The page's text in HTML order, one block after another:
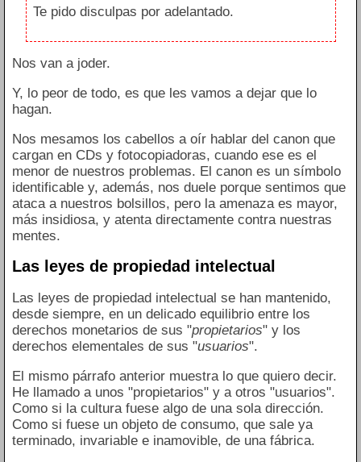
Te pido disculpas por adelantado.
Nos van a joder.
Y, lo peor de todo, es que les vamos a dejar que lo
hagan.
Nos mesamos los cabellos a oír hablar del canon que
cargan en CDs y fotocopiadoras, cuando ese es el
menor de nuestros problemas. El canon es un símbolo
identificable y, además, nos duele porque sentimos que
ataca a nuestros bolsillos, pero la amenaza es mayor,
más insidiosa, y atenta directamente contra nuestras
mentes.
Las leyes de propiedad intelectual
Las leyes de propiedad intelectual se han mantenido,
desde siempre, en un delicado equilibrio entre los
derechos monetarios de sus "propietarios" y los
derechos elementales de sus "usuarios".
El mismo párrafo anterior muestra lo que quiero decir.
He llamado a unos "propietarios" y a otros "usuarios".
Como si la cultura fuese algo de una sola dirección.
Como si fuese un objeto de consumo, que sale ya
terminado, invariable e inamovible, de una fábrica.